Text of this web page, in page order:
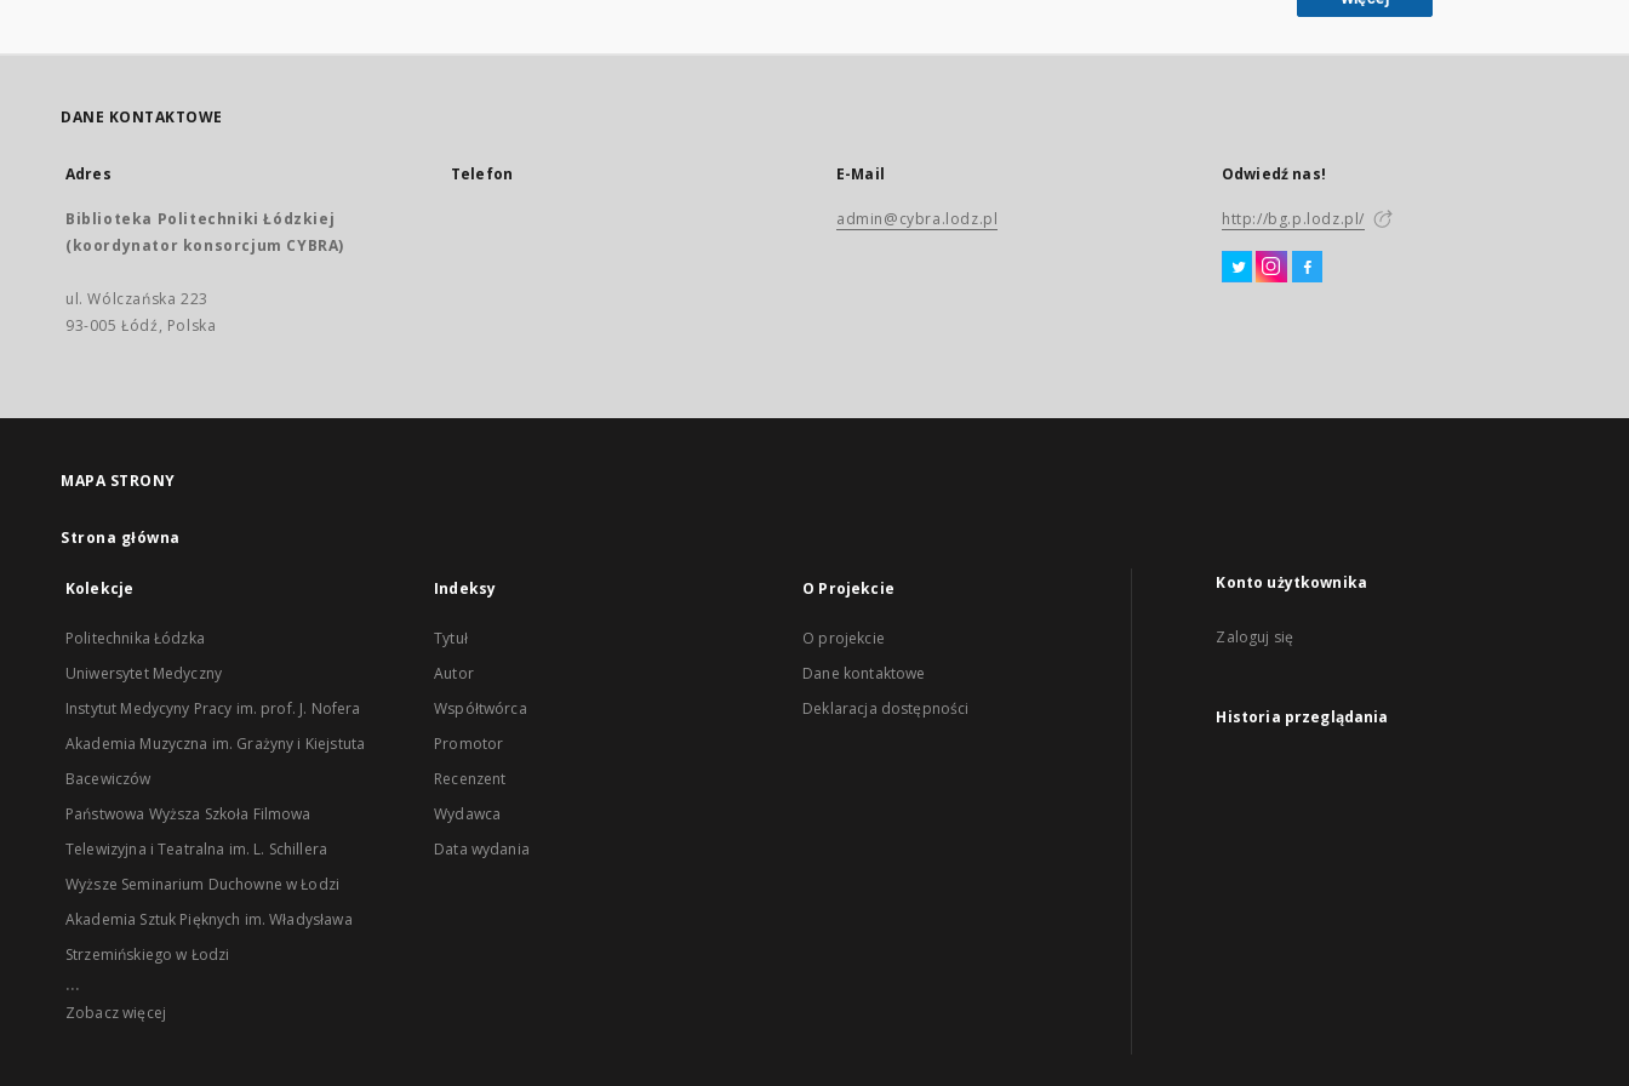
DANE KONTAKTOWE
Adres
Biblioteka Politechniki Łódzkiej
(koordynator konsorcjum CYBRA)
ul. Wólczańska 223
93-005 Łódź, Polska
Telefon E-Mail
admin@cybra.lodz.pl
Odwiedź nas!
http://bg.p.lodz.pl/
MAPA STRONY
Strona główna
Kolekcje
Politechnika Łódzka
Uniwersytet Medyczny
Instytut Medycyny Pracy im. prof. J. Nofera
Akademia Muzyczna im. Grażyny i Kiejstuta
Bacewiczów
Państwowa Wyższa Szkoła Filmowa
Telewizyjna i Teatralna im. L. Schillera
Wyższe Seminarium Duchowne w Łodzi
Akademia Sztuk Pięknych im. Władysława
Strzemińskiego w Łodzi
...
Zobacz więcej
Indeksy
Tytuł
Autor
Współtwórca
Promotor
Recenzent
Wydawca
Data wydania
O Projekcie
O projekcie
Dane kontaktowe
Deklaracja dostępności
Konto użytkownika
Zaloguj się
Historia przeglądania